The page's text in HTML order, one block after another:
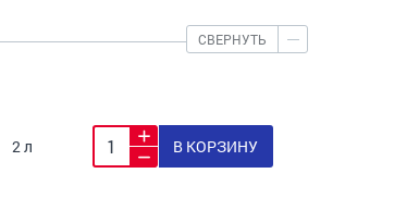
СВЕРНУТЬ
2 л В КОРЗИНУ